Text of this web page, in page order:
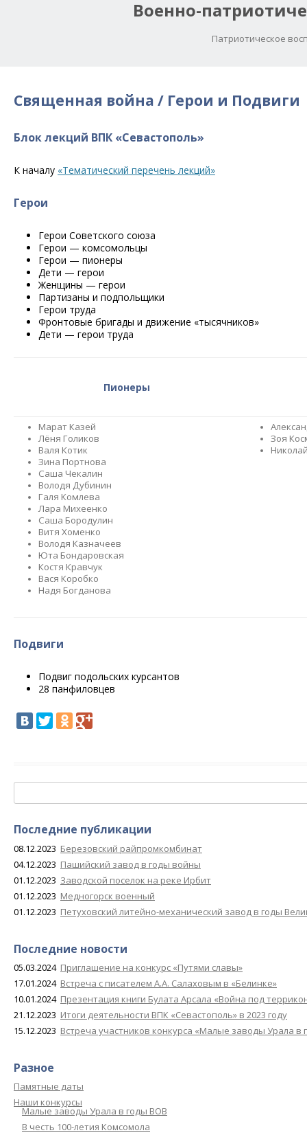
Военно-
Патриотическое
Священная война / Герои и Подвиги
Блок лекций ВПК «Севастополь»
К началу «Тематический перечень лекций»
Герои
Герои Советского союза
Герои — комсомольцы
Герои — пионеры
Дети — герои
Женщины — герои
Партизаны и подпольщики
Герои труда
Фронтовые бригады и движение «тысячников»
Дети — герои труда
Пионеры
Марат Казей
Лёня Голиков
Валя Котик
Зина Портнова
Саша Чекалин
Володя Дубинин
Галя Комлева
Лара Михеенко
Саша Бородулин
Витя Хоменко
Володя Казначеев
Юта Бондаровская
Костя Кравчук
Вася Коробко
Надя Богданова
Зоя
Подвиги
Подвиг подольских курсантов
28 панфиловцев
Последние публикации
08.12.2023 Березовский райпромкомбинат
04.12.2023 Пашийский завод в годы войны
01.12.2023 Заводской поселок на реке Ирбит
01.12.2023 Медногорск военный
01.12.2023 Петуховский литейно-механический завод в годы
Последние новости
05.03.2024 Приглашение на конкурс «Путями славы»
17.01.2024 Встреча с писателем А.А. Салаховым в «Белинке»
10.01.2024 Презентация книги Булата Арсала «Война под
21.12.2023 Итоги деятельности ВПК «Севастополь» в 2023 году
15.12.2023 Встреча участников конкурса «Малые заводы Урала в
Разное
Памятные даты
Наши конкурсы
Малые заводы Урала в годы ВОВ
В честь 100-летия Комсомола